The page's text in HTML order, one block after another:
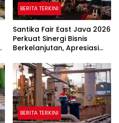
BERITA TERKINI
Santika Fair East Java 2026
Perkuat Sinergi Bisnis
Berkelanjutan, Apresiasi
Corporate Award
BERITA TERKINI